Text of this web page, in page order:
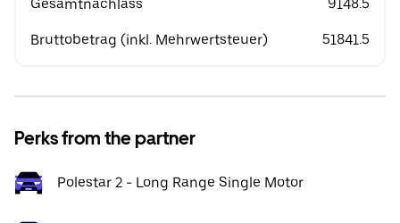
Gesamtnachlass 9148.5
Bruttobetrag (inkl. Mehrwertsteuer) 51841.5
Perks from the partner
Polestar 2 - Long Range Single Motor